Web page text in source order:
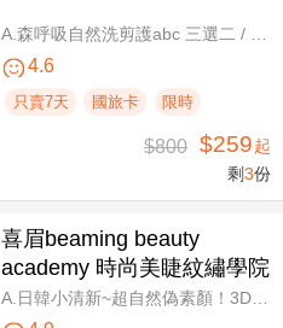
4.6
只賣7天 國旅卡 限時
$800 $259起
剩3份
喜眉beaming beauty
academy 時尚美睫紋繡學院
A.日韓小清新~超自然偽素顏！3D 120~150根睫毛嫁接套餐/B.迷人可愛~輕盈氣墊濃密感！3D Y型毛250根/6D雲朵輕盈氣墊睫毛350根嫁接 二選一/C.絕美驚嘆！迷人夢幻美人魚睫毛！超濃密輕柔6D 450~500根睫毛嫁接套餐/D.歐美混血風格！超濃密深邃睫毛6D 600根睫毛嫁接套餐/E.泰式輕感設計～異國混血感超迷人！6D 輕泰式不限根數睫毛嫁接套餐/F.八大效果美肌精緻保養全程90分